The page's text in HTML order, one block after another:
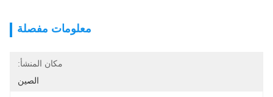
معلومات مفصلة
مكان المنشأ:
الصين